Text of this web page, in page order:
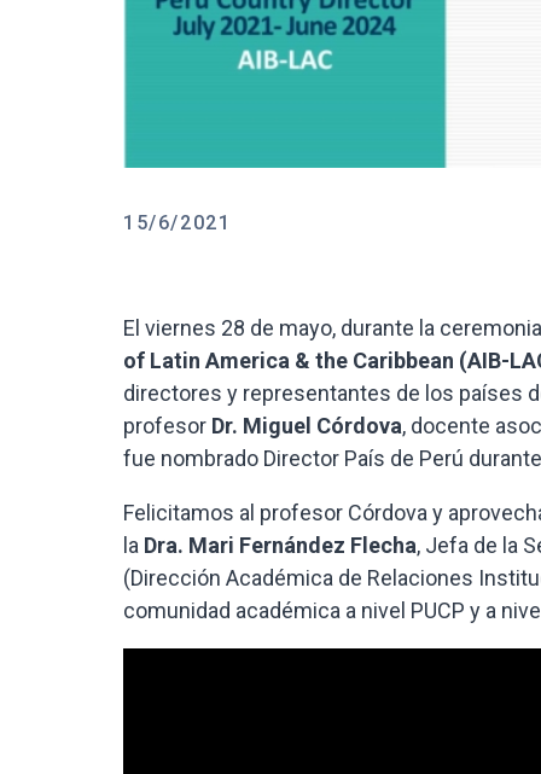
15/6/2021
El viernes 28 de mayo, durante la
of Latin America & the Caribbean (AIB-
directores y representantes de los países
profesor Dr. Miguel Córdova, docente
fue nombrado Director País de Perú
Felicitamos al profesor Córdova y
la Dra. Mari Fernández Flecha, Jefa de la
(Dirección Académica de Relaciones
comunidad académica a nivel PUCP y a